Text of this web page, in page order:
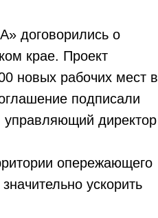
договорились о
крае. Проект
новых рабочих мест в
подписали
управляющий директор
опережающего
ускорить